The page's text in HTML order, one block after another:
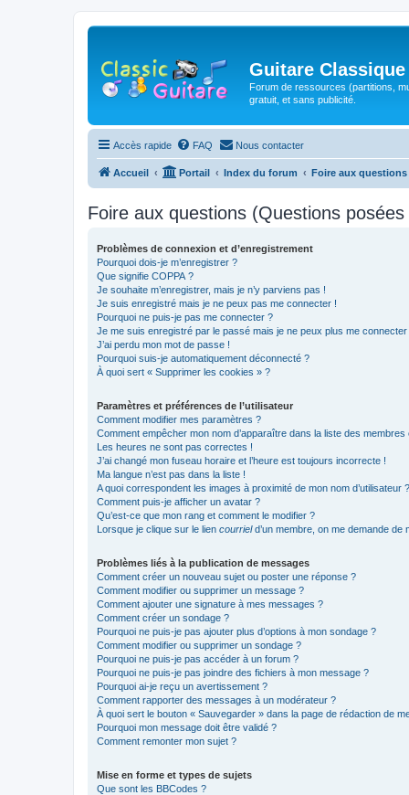
Guitare Classique
Forum de ressources (partitions,
gratuit, et sans publicité.
Accès rapide FAQ Nous contacter
Accueil Portail Index du forum Foire aux
Foire aux questions (Questions
Problèmes de connexion et d’enregistrement
Pourquoi dois-je m’enregistrer ?
Que signifie COPPA ?
Je souhaite m’enregistrer, mais je n’y parviens pas !
Je suis enregistré mais je ne peux pas me connecter !
Pourquoi ne puis-je pas me connecter ?
Je me suis enregistré par le passé mais je ne peux plus me connecter
J’ai perdu mon mot de passe !
Pourquoi suis-je automatiquement déconnecté ?
À quoi sert « Supprimer les cookies » ?
Paramètres et préférences de l’utilisateur
Comment modifier mes paramètres ?
Comment empêcher mon nom d’apparaître dans la liste des
Les heures ne sont pas correctes !
J’ai changé mon fuseau horaire et l’heure est toujours incorrecte !
Ma langue n’est pas dans la liste !
A quoi correspondent les images à proximité de mon nom d’utilisateur ?
Comment puis-je afficher un avatar ?
Qu’est-ce que mon rang et comment le modifier ?
Lorsque je clique sur le lien courrield’un membre, on me demande de
Problèmes liés à la publication de messages
Comment créer un nouveau sujet ou poster une réponse ?
Comment modifier ou supprimer un message ?
Comment ajouter une signature à mes messages ?
Comment créer un sondage ?
Pourquoi ne puis-je pas ajouter plus d’options à mon sondage ?
Comment modifier ou supprimer un sondage ?
Pourquoi ne puis-je pas accéder à un forum ?
Pourquoi ne puis-je pas joindre des fichiers à mon message ?
Pourquoi ai-je reçu un avertissement ?
Comment rapporter des messages à un modérateur ?
À quoi sert le bouton « Sauvegarder » dans la page de rédaction de
Pourquoi mon message doit être validé ?
Comment remonter mon sujet ?
Mise en forme et types de sujets
Que sont les BBCodes ?